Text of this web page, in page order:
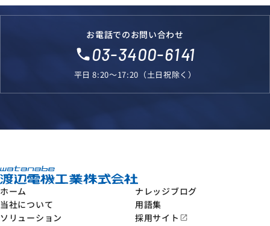
お電話でのお問い合わせ
local_phone03-3400-6141
平日 8:20～17:20（土日祝除く）
ホーム
当社について
ソリューション
ナレッジブログ
用語集
採用サイト open_in_new